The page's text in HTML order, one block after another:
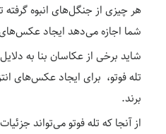
هر چیزی از جنگل‌های انبوه گرفته
شما اجازه می‌دهد ایجاد عکس‌های
شاید برخی از عکاسان بنا به
تله فوتو، برای ایجاد عکس‌های
برند.
از آنجا که تله فوتو می‌تواند